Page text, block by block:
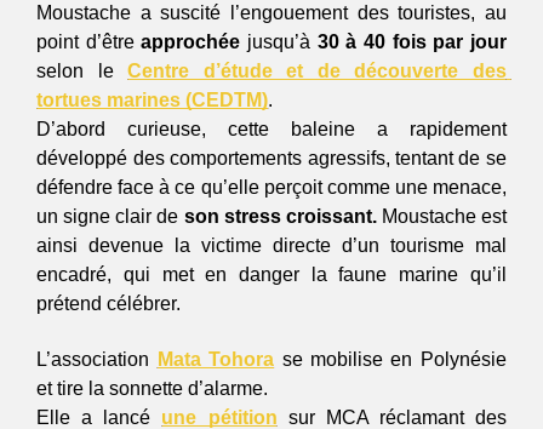
Moustache a suscité l’engouement des touristes, au
point d’être approchée jusqu’à 30 à 40 fois par jour
selon le Centre d’étude et de découverte des
tortues marines (CEDTM).
D’abord curieuse, cette baleine a rapidement
développé des comportements agressifs, tentant de se
défendre face à ce qu’elle perçoit comme une menace,
un signe clair de son stress croissant. Moustache est
ainsi devenue la victime directe d’un tourisme mal
encadré, qui met en danger la faune marine qu’il
prétend célébrer.
L’association Mata Tohora se mobilise en Polynésie
et tire la sonnette d’alarme.
Elle a lancé une pétition sur MCA réclamant des